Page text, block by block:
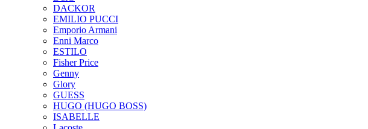
DACKOR
EMILIO PUCCI
Emporio Armani
Enni Marco
ESTILO
Fisher Price
Genny
Glory
GUESS
HUGO (HUGO BOSS)
ISABELLE